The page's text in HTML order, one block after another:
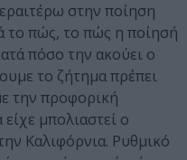
στην ποίηση
το πώς, το πώς η ποίησή
πόσο την ακούει ο
το ζήτημα πρέπει
την προφορική
μπολιαστεί ο
Καλιφόρνια. Ρυθμικό